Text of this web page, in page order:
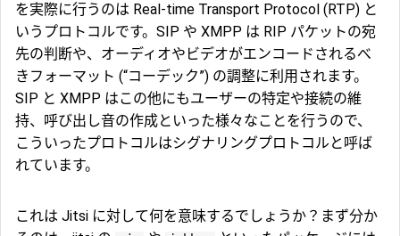
を実際に行うのは Real-time Transport Protocol (RTP) と
いうプロトコルです。SIP や XMPP は RIP パケットの宛
先の判断や、オーディオやビデオがエンコードされるべ
きフォーマット (“コーデック”) の調整に利用されます。
SIP と XMPP はこの他にもユーザーの特定や接続の維
持、呼び出し音の作成といった様々なことを行うので、
こういったプロトコルはシグナリングプロトコルと呼ば
れています。
これは Jitsi に対して何を意味するでしょうか？まず分か